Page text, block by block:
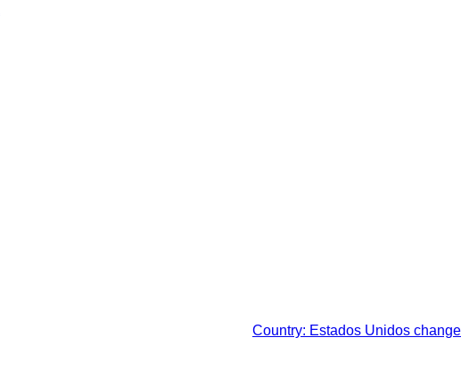
Country: Estados Unidos change